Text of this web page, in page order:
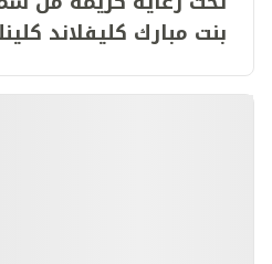
بنت مبارك كليفلاند
الأول في إمارة أبوظبي